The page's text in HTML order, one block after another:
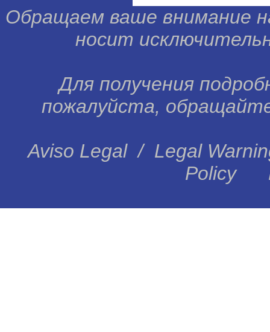
Обращаем ваше внимание
носит
Для получения
пожалуйста,
Aviso Legal/ Legal
Policy